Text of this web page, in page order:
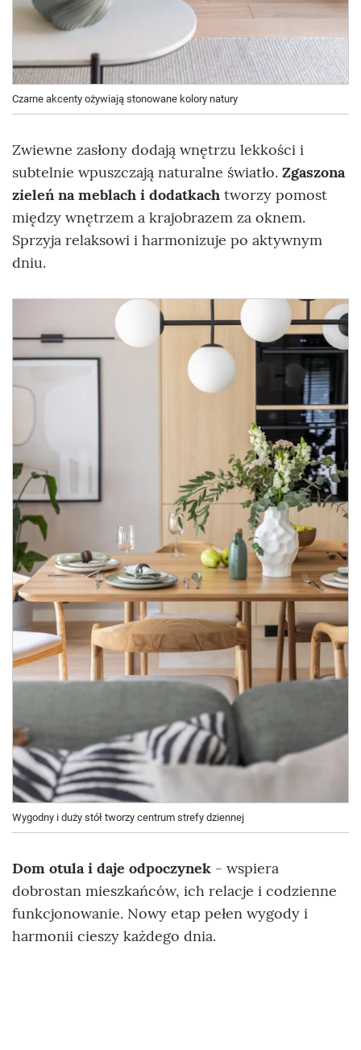
Czarne akcenty ożywiają stonowane kolory natury
Zwiewne zasłony dodają wnętrzu lekkości i
subtelnie wpuszczają naturalne światło. Zgaszona
zieleń na meblach i dodatkach tworzy pomost
między wnętrzem a krajobrazem za oknem.
Sprzyja relaksowi i harmonizuje po aktywnym
dniu.
Wygodny i duży stół tworzy centrum strefy dziennej
Dom otula i daje odpoczynek - wspiera
dobrostan mieszkańców, ich relacje i codzienne
funkcjonowanie. Nowy etap pełen wygody i
harmonii cieszy każdego dnia.